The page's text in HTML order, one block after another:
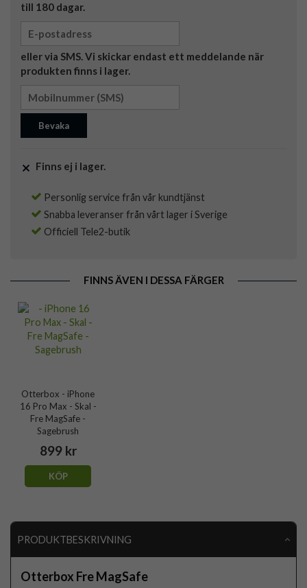
till 180 dagar.
eller via SMS. Vi skickar endast ett meddelande när
produkten finns i lager.
Bevaka
Finns ej i lager.
Personlig service från vår kundtjänst
Snabba leveranser från vårt lager i Sverige
Officiell Tele2-butik
FINNS ÄVEN I DESSA FÄRGER
Otterbox - iPhone
16 Pro Max - Skal -
Fre MagSafe -
Sagebrush
899 kr
KÖP
PRODUKTBESKRIVNING
Otterbox Fre MagSafe